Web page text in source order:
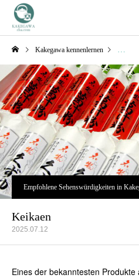
Kakegawa kennenlernen
Empfohlene Sehenswürdigkeiten in
Keikaen
2025.07.12
Eines der bekanntesten